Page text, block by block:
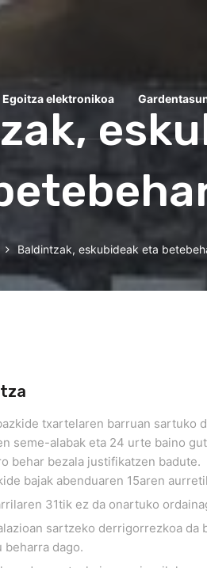
Egoitza elektronikoa
Baldintzak, eskubideak eta
txartelaren barruan sartuko
seme-alabak eta 24 urte baino
behar bezala justifikatzen badute.
bajak abenduaren 15aren
31tik ez da onartuko
sartzeko derrigorrezkoa da
beharra dago.